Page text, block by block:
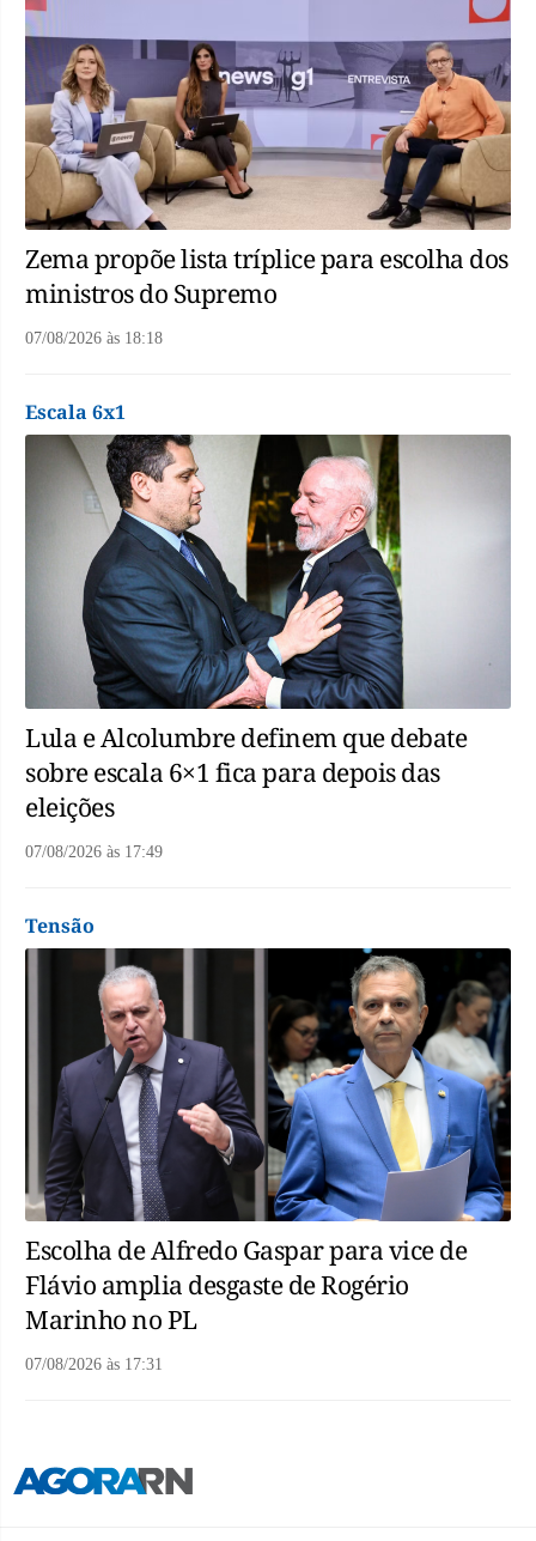
Zema propõe lista tríplice para escolha dos
ministros do Supremo
07/08/2026 às 18:18
Escala 6x1
Lula e Alcolumbre definem que debate
sobre escala 6×1 fica para depois das
eleições
07/08/2026 às 17:49
Tensão
Escolha de Alfredo Gaspar para vice de
Flávio amplia desgaste de Rogério
Marinho no PL
07/08/2026 às 17:31